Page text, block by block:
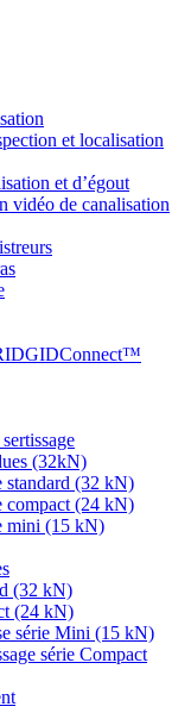
et localisation
et d’égout
vidéo de canalisation
(32kN)
standard (32 kN)
compact (24 kN)
mini (15 kN)
(32 kN)
(24 kN)
série Mini (15 kN)
série Compact